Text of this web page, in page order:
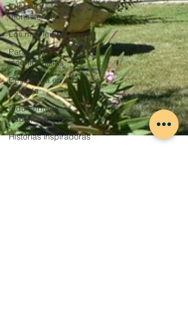
Iglesias y
monasterios
Los más leídos
Para viajeros
inconformistas
Destacada en
portada
Indumentaria
tradicional
Historias inspiradoras